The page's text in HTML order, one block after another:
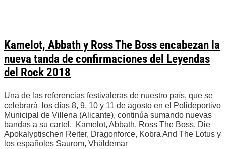
Kamelot, Abbath y Ross The Boss encabezan la
nueva tanda de confirmaciones del Leyendas
del Rock 2018
Una de las referencias festivaleras de nuestro país, que se
celebrará los días 8, 9, 10 y 11 de agosto en el Polideportivo
Municipal de Villena (Alicante), continúa sumando nuevas
bandas a su cartel. Kamelot, Abbath, Ross The Boss, Die
Apokalyptischen Reiter, Dragonforce, Kobra And The Lotus y
los españoles Saurom, Vhäldemar